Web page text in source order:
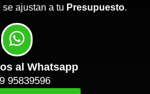
ajustan a tu Presupuesto.
al Whatsapp
95839596